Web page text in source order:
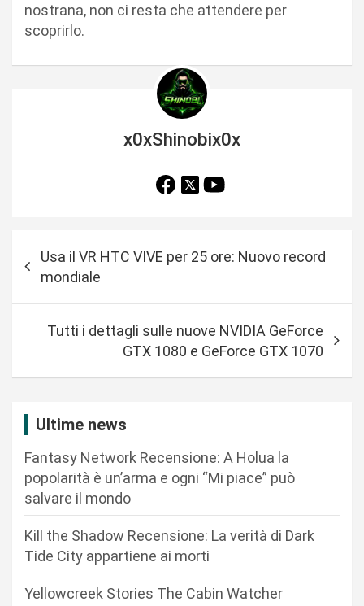
nostrana, non ci resta che attendere per
scoprirlo.
x0xShinobix0x
a
Usa il VR HTC VIVE per 25 ore: Nuovo record
mondiale
Tutti i dettagli sulle nuove NVIDIA GeForce
GTX 1080 e GeForce GTX 1070
Ultime news
Fantasy Network Recensione: A Holua la
popolarità è un’arma e ogni “Mi piace” può
salvare il mondo
Kill the Shadow Recensione: La verità di Dark
Tide City appartiene ai morti
Yellowcreek Stories The Cabin Watcher